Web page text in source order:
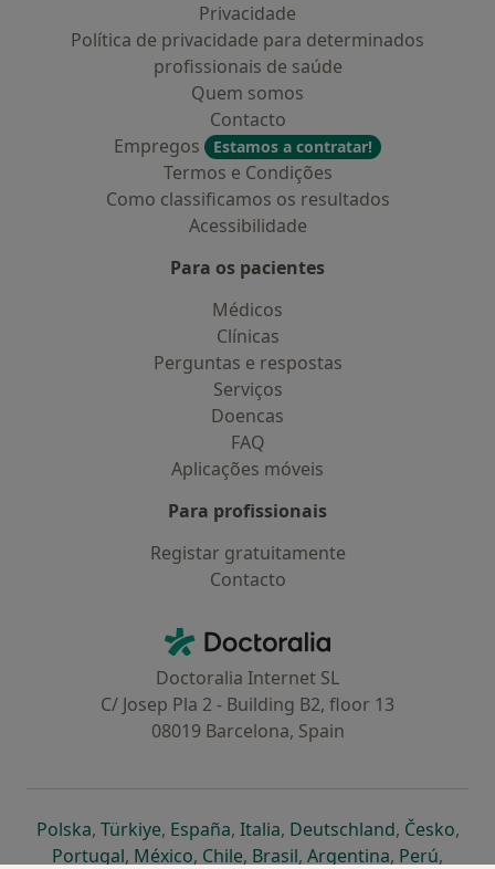
Privacidade
Política de privacidade para determinados
profissionais de saúde
Quem somos
Contacto
Empregos
Estamos a contratar!
Termos e Condições
Como classificamos os resultados
Acessibilidade
Para os pacientes
Médicos
Clínicas
Perguntas e respostas
Serviços
Doencas
FAQ
Aplicações móveis
Para profissionais
Registar gratuitamente
Contacto
Doctoralia - Homepage
Doctoralia Internet SL
C/ Josep Pla 2 - Building B2, floor 13
08019 Barcelona, Spain
Polskaabre num novo separador
, Türkiyeabre num novo separador
, Españaabre num novo separador
, Italiaabre num novo
, Deutschlandabre num
, Česko,
Portugalabre num novo separador
, Méxicoabre num novo separador
, Chileabre num novo separador
, Brasilabre num novo
, Argentinaabre num
, Perúabre
,